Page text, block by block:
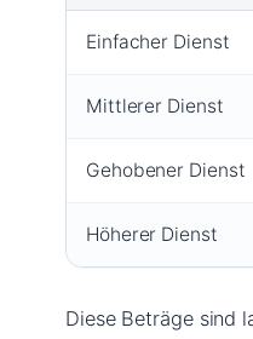
Einfacher Dienst
Mittlerer Dienst
Gehobener Dienst
Höherer Dienst
Diese Beträge sind